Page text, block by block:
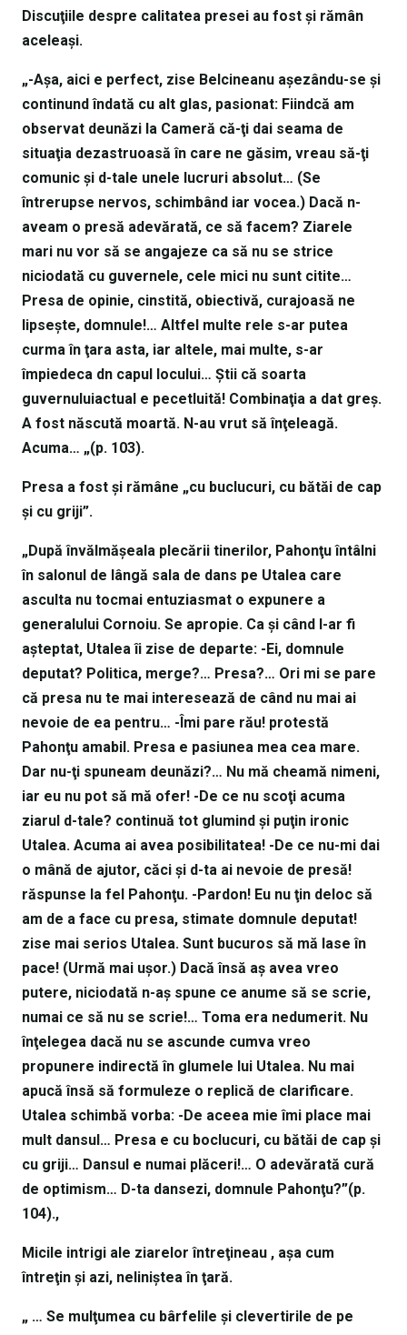
Discuţiile despre calitatea presei au fost şi rămân
aceleaşi.
„-Aşa, aici e perfect, zise Belcineanu aşezându-se şi
continund îndată cu alt glas, pasionat: Fiindcă am
observat deunăzi la Cameră că-ţi dai seama de
situaţia dezastruoasă în care ne găsim, vreau să-ţi
comunic şi d-tale unele lucruri absolut… (Se
întrerupse nervos, schimbând iar vocea.) Dacă n-
aveam o presă adevărată, ce să facem? Ziarele
mari nu vor să se angajeze ca să nu se strice
niciodată cu guvernele, cele mici nu sunt citite…
Presa de opinie, cinstită, obiectivă, curajoasă ne
lipseşte, domnule!… Altfel multe rele s-ar putea
curma în ţara asta, iar altele, mai multe, s-ar
împiedeca dn capul locului… Ştii că soarta
guvernuluiactual e pecetluită! Combinaţia a dat greş.
A fost născută moartă. N-au vrut să înţeleagă.
Acuma… „(p. 103).
Presa a fost şi rămâne „cu buclucuri, cu bătăi de cap
şi cu griji”.
„După învălmăşeala plecării tinerilor, Pahonţu întâlni
în salonul de lângă sala de dans pe Utalea care
asculta nu tocmai entuziasmat o expunere a
generalului Cornoiu. Se apropie. Ca şi când l-ar fi
aşteptat, Utalea îi zise de departe: -Ei, domnule
deputat? Politica, merge?… Presa?… Ori mi se pare
că presa nu te mai interesează de când nu mai ai
nevoie de ea pentru… -Îmi pare rău! protestă
Pahonţu amabil. Presa e pasiunea mea cea mare.
Dar nu-ţi spuneam deunăzi?… Nu mă cheamă nimeni,
iar eu nu pot să mă ofer! -De ce nu scoţi acuma
ziarul d-tale? continuă tot glumind şi puţin ironic
Utalea. Acuma ai avea posibilitatea! -De ce nu-mi dai
o mână de ajutor, căci şi d-ta ai nevoie de presă!
răspunse la fel Pahonţu. -Pardon! Eu nu ţin deloc să
am de a face cu presa, stimate domnule deputat!
zise mai serios Utalea. Sunt bucuros să mă lase în
pace! (Urmă mai uşor.) Dacă însă aş avea vreo
putere, niciodată n-aş spune ce anume să se scrie,
numai ce să nu se scrie!… Toma era nedumerit. Nu
înţelegea dacă nu se ascunde cumva vreo
propunere indirectă în glumele lui Utalea. Nu mai
apucă însă să formuleze o replică de clarificare.
Utalea schimbă vorba: -De aceea mie îmi place mai
mult dansul… Presa e cu boclucuri, cu bătăi de cap şi
cu griji… Dansul e numai plăceri!… O adevărată cură
de optimism… D-ta dansezi, domnule Pahonţu?”(p.
104).,
Micile intrigi ale ziarelor întreţineau , aşa cum
întreţin şi azi, neliniştea în ţară.
„ … Se mulţumea cu bârfelile şi clevertirile de pe